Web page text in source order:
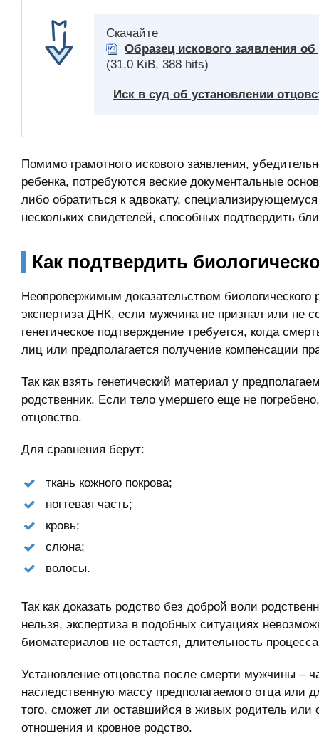
Скачайте
Образец искового заявления
(31,0 KiB, 388 hits)
Иск в суд об установлении
Помимо грамотного искового заявления,
ребенка, потребуются веские документальные
либо обратиться к адвокату,
нескольких свидетелей, способных подтвердить
Как подтвердить
Неопровержимым доказательством биологического
экспертиза ДНК, если мужчина не признал или не
генетическое подтверждение требуется, когда
лиц или предполагается получение компенсации
Так как взять генетический материал у
родственник. Если тело умершего еще не
отцовство.
Для сравнения берут:
ткань кожного покрова;
ногтевая часть;
кровь;
слюна;
волосы.
Так как доказать родство без доброй воли
нельзя, экспертиза в подобных ситуациях
биоматериалов не остается, длительность
Установление отцовства после смерти мужчины –
наследственную массу предполагаемого отца или
того, сможет ли оставшийся в живых родитель
отношения и кровное родство.